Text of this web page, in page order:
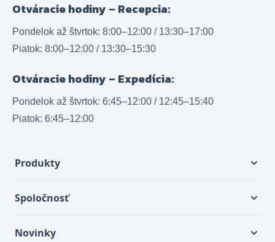
Otváracie hodiny – Recepcia:
Pondelok až štvrtok: 8:00–12:00 / 13:30–17:00
Piatok: 8:00–12:00 / 13:30–15:30
Otváracie hodiny – Expedícia:
Pondelok až štvrtok: 6:45–12:00 / 12:45–15:40
Piatok: 6:45–12:00
Produkty
Spoločnosť
Novinky